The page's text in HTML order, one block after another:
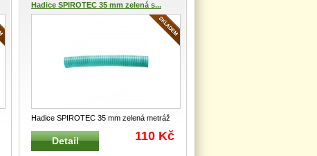
Hadice SPIROTEC 35 mm zelená s...
Hadice SPIROTEC 35 mm zelená metráž
6004 ZE 35 Flexibilní hadice
Detail 110 Kč